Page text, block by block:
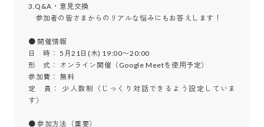
3.Q&A・意見交換
参加者の皆さまからのリアルな悩みにもお答えします！
● 開催情報
日　時： 5月21日(木) 19:00〜20:00
形　式： オンライン開催（Google Meetを使用予定）
参加費： 無料
定　員： 少人数制（じっくり対話できるよう設定していま
す）
● 参加方法（重要）